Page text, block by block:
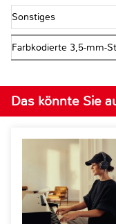
Sonstiges
Farbkodierte 3,5-mm-
Das könnte Sie